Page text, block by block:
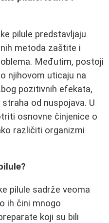
pilule predstavljaju
metoda zaštite i
Međutim, postoji
njihovom uticaju na
pozitivnih efekata,
od nuspojava. U
osnovne činjenice o
različiti organizmi
pilule sadrže veoma
ih čini mnogo
koji su bili